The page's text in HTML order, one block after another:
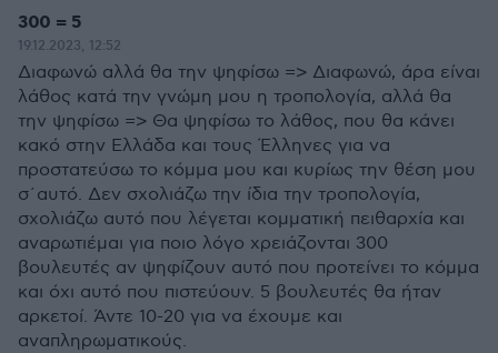
300 = 5
19.12.2023, 12:52
Διαφωνώ αλλά θα την ψηφίσω => Διαφωνώ, άρα είναι
λάθος κατά την γνώμη μου η τροπολογία, αλλά θα
την ψηφίσω => Θα ψηφίσω το λάθος, που θα κάνει
κακό στην Ελλάδα και τους Έλληνες για να
προστατεύσω το κόμμα μου και κυρίως την θέση μου
σ΄αυτό. Δεν σχολιάζω την ίδια την τροπολογία,
σχολιάζω αυτό που λέγεται κομματική πειθαρχία και
αναρωτιέμαι για ποιο λόγο χρειάζονται 300
βουλευτές αν ψηφίζουν αυτό που προτείνει το κόμμα
και όχι αυτό που πιστεύουν. 5 βουλευτές θα ήταν
αρκετοί. Άντε 10-20 για να έχουμε και
αναπληρωματικούς.